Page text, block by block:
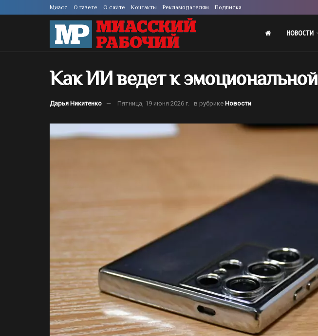
Миасс О газете О сайте Контакты Рекламодателям Подписка
НОВОСТИ
Как ИИ ведет к
Дарья Никитенко Пятница, 19 июня 2026 г. в рубрике Новости